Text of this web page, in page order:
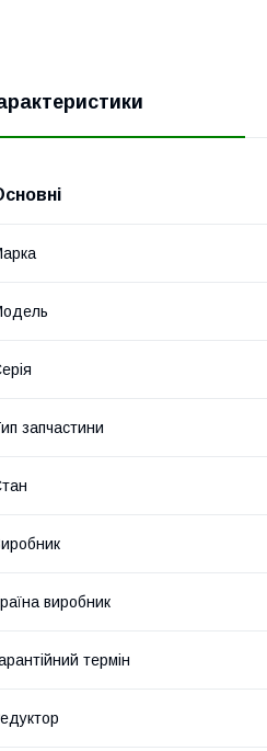
запчастини
виробник
термін